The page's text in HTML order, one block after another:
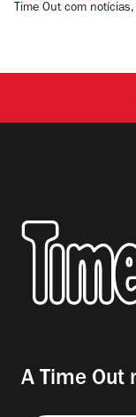
Time Out com
A Time Out